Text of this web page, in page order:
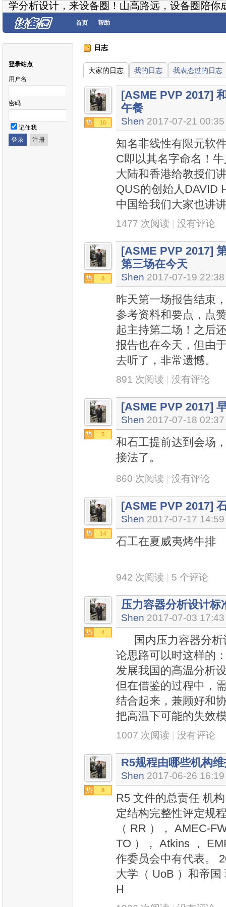
学分析设计，来设备圈！山高路远，设备圈陪你
首页 帮助
登录站点
用户名
密码
记住我
日志
大家的日志 我的日志 我表态过的日志
16
[ASME PVP 2017]
午餐
Shen 2017-07-21 00:35
知名非线性有限元软
C即以其名字命名！
大陆和香港给教授们
QUS的创始人DAVID
中国给我们大家也讲
1477 次阅读 没有评论
8
[ASME PVP 2017]
第三场在今天
Shen 2017-07-19 22:38
昨天第一场报告结束
参考资料和要点，点
起主持第二场！之后
报告也在今天，但由
去听了，非常遗憾。
891 次阅读 没有评论
5
[ASME PVP 2017]
Shen 2017-07-18 02:37
和石工提前达到会场
接法了。
860 次阅读 | 没有评论
14
[ASME PVP 2017]
Shen 2017-07-17 14:59
石工在夏威夷烤牛排
942 次阅读 5 个评论
4
压力容器分析设计标
Shen 2017-07-03 17:43
国内压力容器分析
论思路可以时这样的
发展我国的高温分析
但在借鉴的过程中，
结合起来，兼顾好和
把高温下可能的失效
1007 次阅读 没有评论
8
R5规程由哪些机构
Shen 2017-06-26 16:19
R5 文件的总责任 机
定结构完整性评定规
（ RR ）， AMEC-
TO ）， Atkins ，
作委员会中有代表。
大学（ UoB ）和帝
H